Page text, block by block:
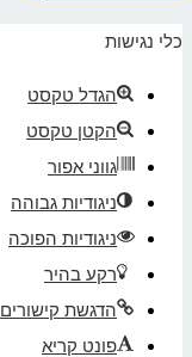
כלי נגישות
הגדל טקסט
הקטן טקסט
גווני אפור
ניגודיות גבוהה
ניגודיות הפוכה
רקע בהיר
הדגשת קישורים
פונט קריא